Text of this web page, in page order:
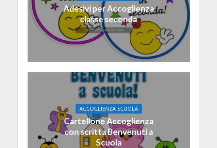
Adesivi per Accoglienza
classe seconda
ACCOGLIENZA SCUOLA
Cartellone Accoglienza
con scritta Benvenuti a
Scuola